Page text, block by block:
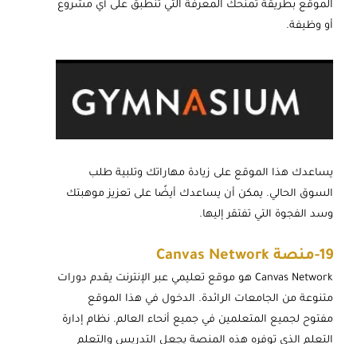
الموقع بطريقة تمنحك المعرفة التي تنطبق على أي مشروع
أو وظيفة.
يساعدك هذا الموقع على زيادة مهاراتك وتلبية طلب
السوق الحالي. يمكن أن يساعدك أيضًا على تعزيز موهبتك
وسد الفجوة التي تفتقر إليها.
19- منصة Canvas N etwork
Canvas Network هو موقع تعليمي عبر الإنترنت يقدم دورات
متنوعة من الجامعات الرائدة. الدخول في هذا الموقع
مفتوح لجميع المتعلمين في جميع أنحاء العالم. نظام إدارة
التعلم الذي توفره هذه المنصة يجعل التدريس والتعلم